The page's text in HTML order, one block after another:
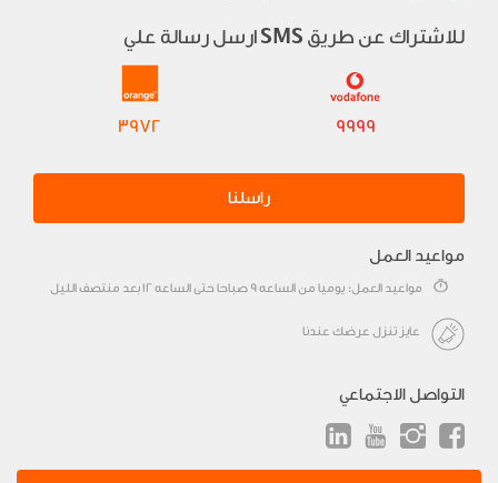
للاشتراك عن طريق SMS ارسل رسالة علي
9999
3972
راسلنا
مواعيد العمل
مواعيد العمل: يوميا من الساعه 9 صباحا حتى الساعه 12 بعد منتصف الليل
عايز تنزل عرضك عندنا
التواصل الاجتماعي